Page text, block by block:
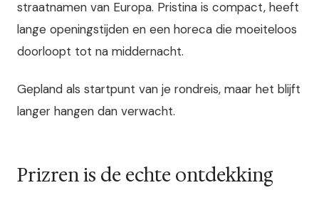
straatnamen van Europa. Pristina is compact, heeft
lange openingstijden en een horeca die moeiteloos
doorloopt tot na middernacht.
Gepland als startpunt van je rondreis, maar het blijft
langer hangen dan verwacht.
Prizren is de echte ontdekking